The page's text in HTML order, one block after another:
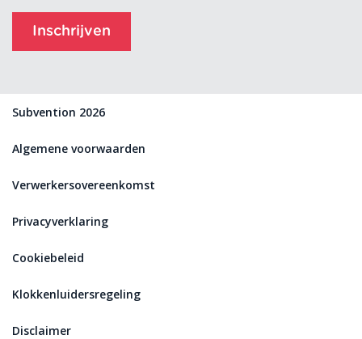
Inschrijven
Subvention 2026
Algemene voorwaarden
Verwerkersovereenkomst
Privacyverklaring
Cookiebeleid
Klokkenluidersregeling
Disclaimer